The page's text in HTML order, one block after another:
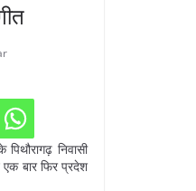
निवासी
बार फिर प्रदेश